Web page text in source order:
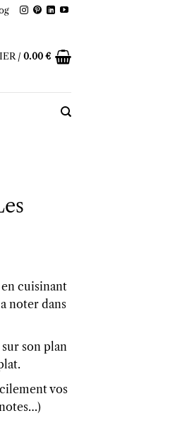
/0.00€
cuisinant
noter dans
son plan
vos